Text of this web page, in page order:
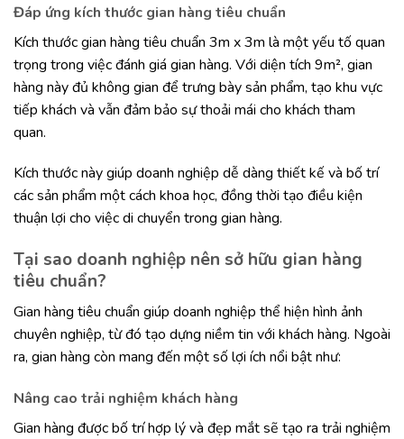
Đáp ứng kích thước gian hàng tiêu chuẩn
Kích thước gian hàng tiêu chuẩn 3m x 3m là một yếu tố quan
trọng trong việc đánh giá gian hàng. Với diện tích 9m², gian
hàng này đủ không gian để trưng bày sản phẩm, tạo khu vực
tiếp khách và vẫn đảm bảo sự thoải mái cho khách tham
quan.
Kích thước này giúp doanh nghiệp dễ dàng thiết kế và bố trí
các sản phẩm một cách khoa học, đồng thời tạo điều kiện
thuận lợi cho việc di chuyển trong gian hàng.
Tại sao doanh nghiệp nên sở hữu gian hàng
tiêu chuẩn?
Gian hàng tiêu chuẩn giúp doanh nghiệp thể hiện hình ảnh
chuyên nghiệp, từ đó tạo dựng niềm tin với khách hàng. Ngoài
ra, gian hàng còn mang đến một số lợi ích nổi bật như:
Nâng cao trải nghiệm khách hàng
Gian hàng được bố trí hợp lý và đẹp mắt sẽ tạo ra trải nghiệm